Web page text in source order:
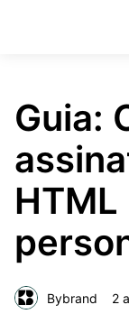
Guia:
Bybrand 2